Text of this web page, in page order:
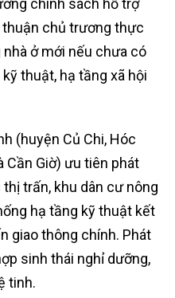
thuận chủ trương thực
ở mới nếu chưa có
thuật, hạ tầng xã hội
(huyện Củ Chi, Hóc
Cần Giờ) ưu tiên phát
trấn, khu dân cư nông
hạ tầng kỹ thuật kết
giao thông chính. Phát
sinh thái nghỉ dưỡng,
tinh.